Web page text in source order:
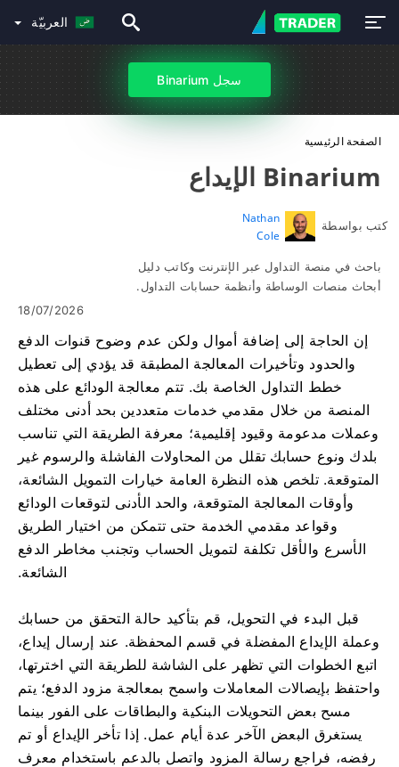
العربيّة
سجل Binarium
الصفحة الرئيسية
Binarium الإيداع
كتب بواسطة
Nathan
Cole
باحث في منصة التداول عبر الإنترنت وكاتب دليل
أبحاث منصات الوساطة وأنظمة حسابات التداول.
18/07/2026
إن الحاجة إلى إضافة أموال ولكن عدم وضوح قنوات الدفع
والحدود وتأخيرات المعالجة المطبقة قد يؤدي إلى تعطيل
خطط التداول الخاصة بك. تتم معالجة الودائع على هذه
المنصة من خلال مقدمي خدمات متعددين بحد أدنى مختلف
وعملات مدعومة وقيود إقليمية؛ معرفة الطريقة التي تناسب
بلدك ونوع حسابك تقلل من المحاولات الفاشلة والرسوم غير
المتوقعة. تلخص هذه النظرة العامة خيارات التمويل الشائعة،
وأوقات المعالجة المتوقعة، والحد الأدنى لتوقعات الودائع
وقواعد مقدمي الخدمة حتى تتمكن من اختيار الطريق
الأسرع والأقل تكلفة لتمويل الحساب وتجنب مخاطر الدفع
الشائعة.
قبل البدء في التحويل، قم بتأكيد حالة التحقق من حسابك
وعملة الإيداع المفضلة في قسم المحفظة. عند إرسال إيداع،
اتبع الخطوات التي تظهر على الشاشة للطريقة التي اخترتها،
واحتفظ بإيصالات المعاملات واسمح بمعالجة مزود الدفع؛ يتم
مسح بعض التحويلات البنكية والبطاقات على الفور بينما
يستغرق البعض الآخر عدة أيام عمل. إذا تأخر الإيداع أو تم
رفضه، فراجع رسالة المزود واتصل بالدعم باستخدام معرف